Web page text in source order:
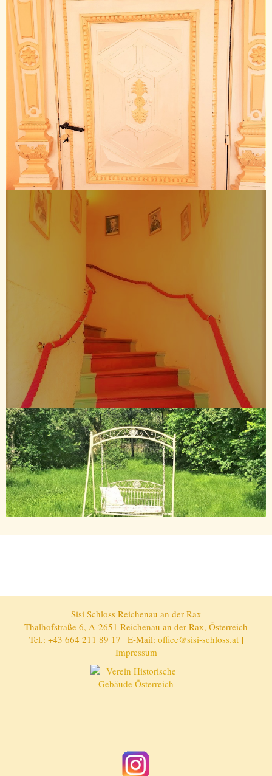
Sisi Schloss Reichenau an der Rax
Thalhofstraße 6, A-2651 Reichenau an der Rax, Österreich
Tel.: +43 664 211 89 17 | E-Mail: office@sisi-schloss.at|
Impressum